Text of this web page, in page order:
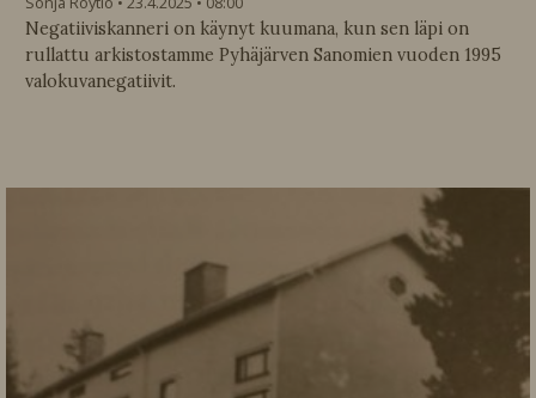
Negatiiviskanneri on käynyt kuumana, kun sen läpi on
rullattu arkistostamme Pyhäjärven Sanomien vuoden 1995
valokuvanegatiivit.